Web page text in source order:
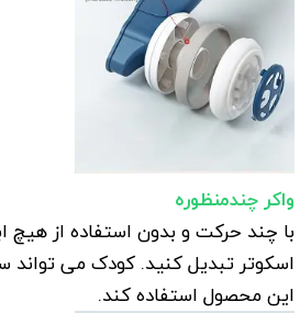
واکر چندمنظوره
با چند حرکت و بدون استفاده از هیچ
اسکوتر تبدیل کنید. کودک می تواند
این محصول استفاده کند.